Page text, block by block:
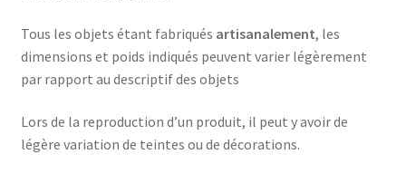
Tous les objets étant fabriqués artisanalement, les
dimensions et poids indiqués peuvent varier légèrement
par rapport au descriptif des objets
Lors de la reproduction d’un produit, il peut y avoir de
légère variation de teintes ou de décorations.